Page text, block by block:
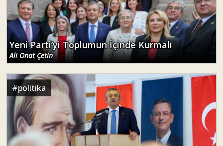
Yeni Parti’yi Toplumun İçinde Kurmalı
Ali Onat Çetin
#politika